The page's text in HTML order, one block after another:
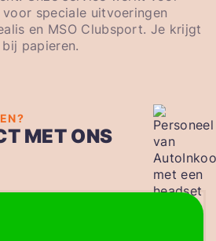
speciale uitvoeringen
en MSO Clubsport. Je krijgt
papieren.
MET ONS